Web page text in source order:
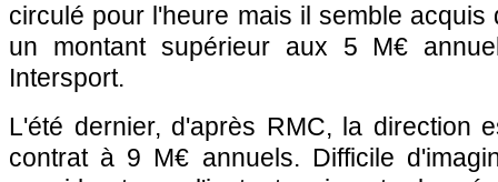
circulé pour l'heure mais il semble acquis
un montant supérieur aux 5 M€
Intersport.
L'été dernier, d'après RMC, la direction
contrat à 9 M€ annuels. Difficile